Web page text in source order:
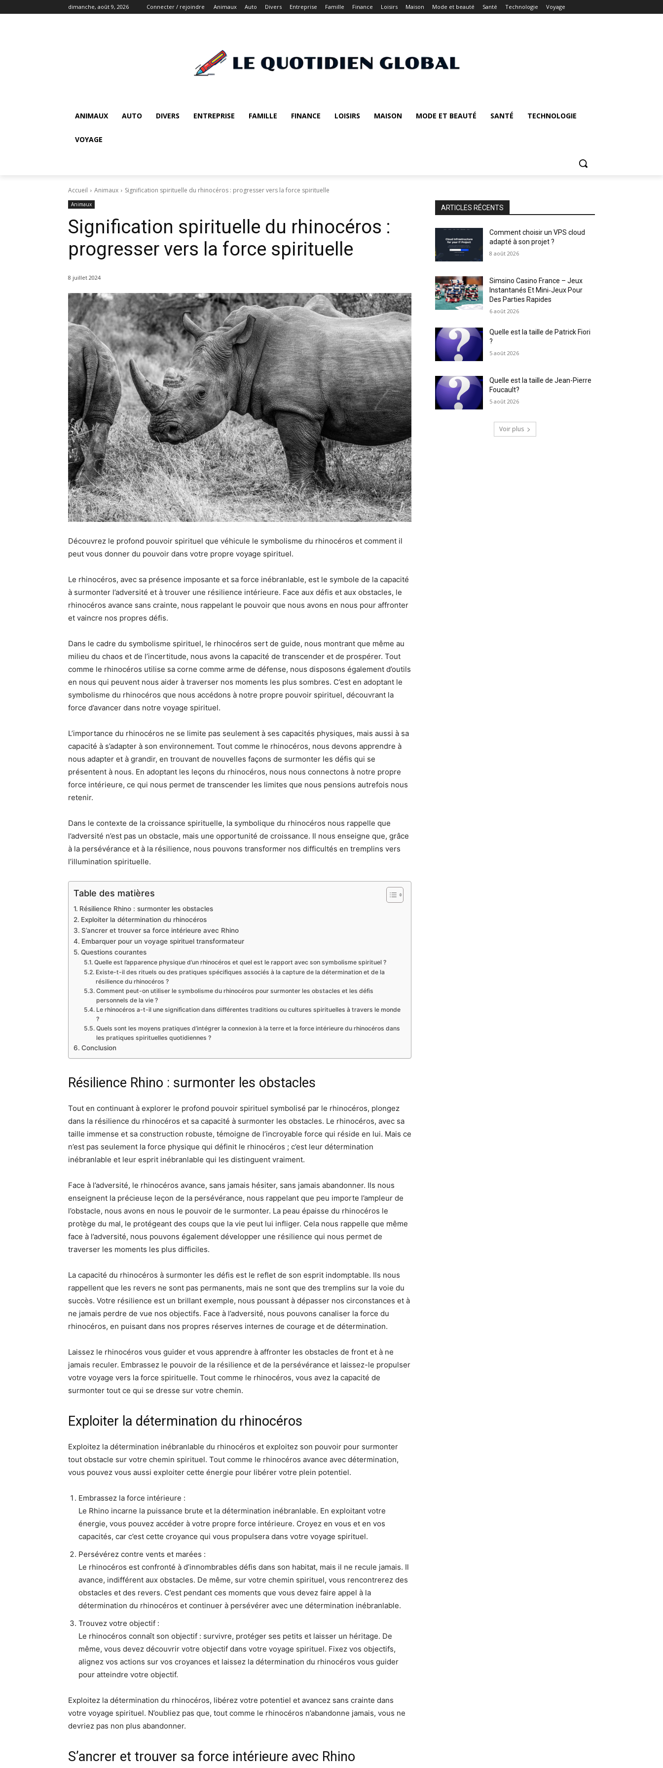
dimanche, août 9, 2026 Connecter / rejoindre Animaux Auto Divers Entreprise Famille Finance Loisirs Maison Mode et beauté Santé Technologie Voyage
ANIMAUX AUTO DIVERS ENTREPRISE FAMILLE FINANCE LOISIRS MAISON MODE ET BEAUTÉ SANTÉ TECHNOLOGIE
VOYAGE
Accueil Animaux Signification spirituelle du rhinocéros : progresser vers la force spirituelle
Animaux
Signification spirituelle du rhinocéros :
progresser vers la force spirituelle
8 juillet 2024
Découvrez le profond pouvoir spirituel que véhicule le symbolisme du rhinocéros et comment il
peut vous donner du pouvoir dans votre propre voyage spirituel.
Le rhinocéros, avec sa présence imposante et sa force inébranlable, est le symbole de la capacité
à surmonter l’adversité et à trouver une résilience intérieure. Face aux défis et aux obstacles, le
rhinocéros avance sans crainte, nous rappelant le pouvoir que nous avons en nous pour affronter
et vaincre nos propres défis.
Dans le cadre du symbolisme spirituel, le rhinocéros sert de guide, nous montrant que même au
milieu du chaos et de l’incertitude, nous avons la capacité de transcender et de prospérer. Tout
comme le rhinocéros utilise sa corne comme arme de défense, nous disposons également d’outils
en nous qui peuvent nous aider à traverser nos moments les plus sombres. C’est en adoptant le
symbolisme du rhinocéros que nous accédons à notre propre pouvoir spirituel, découvrant la
force d’avancer dans notre voyage spirituel.
L’importance du rhinocéros ne se limite pas seulement à ses capacités physiques, mais aussi à sa
capacité à s’adapter à son environnement. Tout comme le rhinocéros, nous devons apprendre à
nous adapter et à grandir, en trouvant de nouvelles façons de surmonter les défis qui se
présentent à nous. En adoptant les leçons du rhinocéros, nous nous connectons à notre propre
force intérieure, ce qui nous permet de transcender les limites que nous pensions autrefois nous
retenir.
Dans le contexte de la croissance spirituelle, la symbolique du rhinocéros nous rappelle que
l’adversité n’est pas un obstacle, mais une opportunité de croissance. Il nous enseigne que, grâce
à la persévérance et à la résilience, nous pouvons transformer nos difficultés en tremplins vers
l’illumination spirituelle.
Table des matières
Résilience Rhino : surmonter les obstacles
Exploiter la détermination du rhinocéros
S’ancrer et trouver sa force intérieure avec Rhino
Embarquer pour un voyage spirituel transformateur
Questions courantes
Quelle est l’apparence physique d’un rhinocéros et quel est le rapport avec son symbolisme spirituel ?
Existe-t-il des rituels ou des pratiques spécifiques associés à la capture de la détermination et de la
résilience du rhinocéros ?
Comment peut-on utiliser le symbolisme du rhinocéros pour surmonter les obstacles et les défis
personnels de la vie ?
Le rhinocéros a-t-il une signification dans différentes traditions ou cultures spirituelles à travers le monde
?
Quels sont les moyens pratiques d’intégrer la connexion à la terre et la force intérieure du rhinocéros dans
les pratiques spirituelles quotidiennes ?
Conclusion
Résilience Rhino : surmonter les obstacles
Tout en continuant à explorer le profond pouvoir spirituel symbolisé par le rhinocéros, plongez
dans la résilience du rhinocéros et sa capacité à surmonter les obstacles. Le rhinocéros, avec sa
taille immense et sa construction robuste, témoigne de l’incroyable force qui réside en lui. Mais ce
n’est pas seulement la force physique qui définit le rhinocéros ; c’est leur détermination
inébranlable et leur esprit inébranlable qui les distinguent vraiment.
Face à l’adversité, le rhinocéros avance, sans jamais hésiter, sans jamais abandonner. Ils nous
enseignent la précieuse leçon de la persévérance, nous rappelant que peu importe l’ampleur de
l’obstacle, nous avons en nous le pouvoir de le surmonter. La peau épaisse du rhinocéros le
protège du mal, le protégeant des coups que la vie peut lui infliger. Cela nous rappelle que même
face à l’adversité, nous pouvons également développer une résilience qui nous permet de
traverser les moments les plus difficiles.
La capacité du rhinocéros à surmonter les défis est le reflet de son esprit indomptable. Ils nous
rappellent que les revers ne sont pas permanents, mais ne sont que des tremplins sur la voie du
succès. Votre résilience est un brillant exemple, nous poussant à dépasser nos circonstances et à
ne jamais perdre de vue nos objectifs. Face à l’adversité, nous pouvons canaliser la force du
rhinocéros, en puisant dans nos propres réserves internes de courage et de détermination.
Laissez le rhinocéros vous guider et vous apprendre à affronter les obstacles de front et à ne
jamais reculer. Embrassez le pouvoir de la résilience et de la persévérance et laissez-le propulser
votre voyage vers la force spirituelle. Tout comme le rhinocéros, vous avez la capacité de
surmonter tout ce qui se dresse sur votre chemin.
Exploiter la détermination du rhinocéros
Exploitez la détermination inébranlable du rhinocéros et exploitez son pouvoir pour surmonter
tout obstacle sur votre chemin spirituel. Tout comme le rhinocéros avance avec détermination,
vous pouvez vous aussi exploiter cette énergie pour libérer votre plein potentiel.
Embrassez la force intérieure :
Le Rhino incarne la puissance brute et la détermination inébranlable. En exploitant votre
énergie, vous pouvez accéder à votre propre force intérieure. Croyez en vous et en vos
capacités, car c’est cette croyance qui vous propulsera dans votre voyage spirituel.
Persévérez contre vents et marées :
Le rhinocéros est confronté à d’innombrables défis dans son habitat, mais il ne recule jamais. Il
avance, indifférent aux obstacles. De même, sur votre chemin spirituel, vous rencontrerez des
obstacles et des revers. C’est pendant ces moments que vous devez faire appel à la
détermination du rhinocéros et continuer à persévérer avec une détermination inébranlable.
Trouvez votre objectif :
Le rhinocéros connaît son objectif : survivre, protéger ses petits et laisser un héritage. De
même, vous devez découvrir votre objectif dans votre voyage spirituel. Fixez vos objectifs,
alignez vos actions sur vos croyances et laissez la détermination du rhinocéros vous guider
pour atteindre votre objectif.
Exploitez la détermination du rhinocéros, libérez votre potentiel et avancez sans crainte dans
votre voyage spirituel. N’oubliez pas que, tout comme le rhinocéros n’abandonne jamais, vous ne
devriez pas non plus abandonner.
S’ancrer et trouver sa force intérieure avec Rhino
ARTICLES RÉCENTS
Comment choisir un VPS cloud
adapté à son projet ?
8 août 2026
Simsino Casino France – Jeux
Instantanés Et Mini‑Jeux Pour
Des Parties Rapides
6 août 2026
Quelle est la taille de Patrick Fiori
?
5 août 2026
Quelle est la taille de Jean-Pierre
Foucault?
5 août 2026
Voir plus